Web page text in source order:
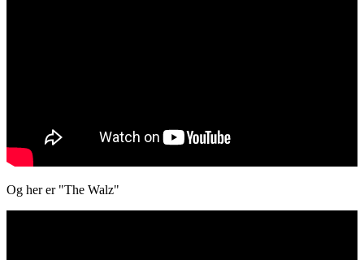
Og her er "The Walz"